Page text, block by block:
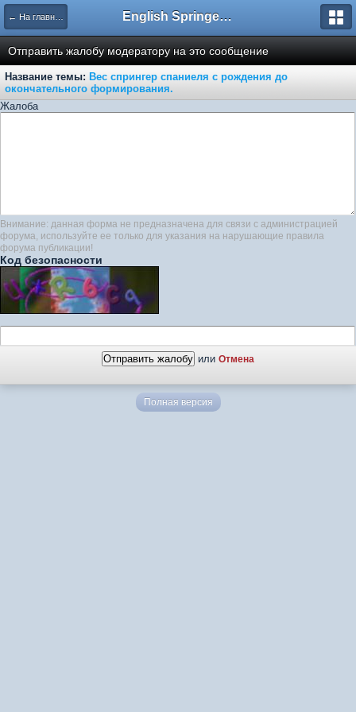
← На главную English Springer Spaniel Club
Отправить жалобу модератору на это сообщение
Название темы: Вес спрингер спаниеля с рождения до
окончательного формирования.
Жалоба
Внимание: данная форма не предназначена для связи с администрацией
форума, используйте ее только для указания на нарушающие правила
форума публикации!
Код безопасности
или Отмена
Полная версия